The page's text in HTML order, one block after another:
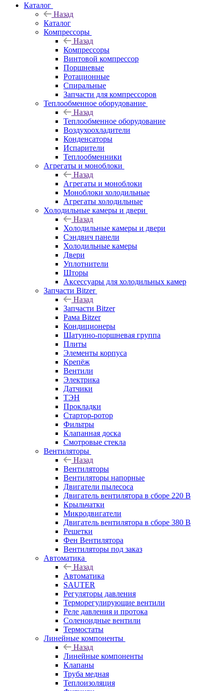
Каталог
Назад
Каталог
Компрессоры
Назад
Компрессоры
Винтовой компрессор
Поршневые
Ротационные
Спиральные
Запчасти для компрессоров
Теплообменное оборудование
Назад
Теплообменное оборудование
Воздухоохладители
Конденсаторы
Испарители
Теплообменники
Агрегаты и моноблоки
Назад
Агрегаты и моноблоки
Моноблоки холодильные
Агрегаты холодильные
Холодильные камеры и двери
Назад
Холодильные камеры и двери
Сэндвич панели
Холодильные камеры
Двери
Уплотнители
Шторы
Аксессуары для холодильных камер
Запчасти Bitzer
Назад
Запчасти Bitzer
Рама Bitzer
Кондиционеры
Шатунно-поршневая группа
Плиты
Элементы корпуса
Крепёж
Вентили
Электрика
Датчики
ТЭН
Прокладки
Стартор-ротор
Фильтры
Клапанная доска
Смотровые стекла
Вентиляторы
Назад
Вентиляторы
Вентиляторы напорные
Двигатели пылесоса
Двигатель вентилятора в сборе 220 В
Крыльчатки
Микродвигатели
Двигатель вентилятора в сборе 380 В
Решетки
Фен Вентилятора
Вентиляторы под заказ
Автоматика
Назад
Автоматика
SAUTER
Регуляторы давления
Терморегулирующие вентили
Реле давления и протока
Соленоидные вентили
Термостаты
Линейные компоненты
Назад
Линейные компоненты
Клапаны
Труба медная
Теплоизоляция